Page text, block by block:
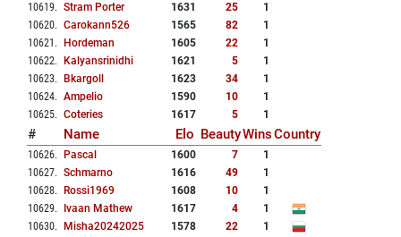
10619. Stram Porter 1631 25
1
10620. Carokann526 1565 82
1
10621 . Hordeman 1605 22
1
10622. Kalyansrinidhi 1621 5
1
10623. Bkargoll 1623 34
1
10624. Ampelio 1590 10
1
10625. Coteries 1617 5 1
# Name Elo BeautyWinsCountry
10626. Pascal 1600 7
1
10627. Schmarno 1616 49
1
10628. Rossi1969 1608 10
1
10629. Ivaan Mathew 1617 4
1
10630. Misha20242025 1578 22
1